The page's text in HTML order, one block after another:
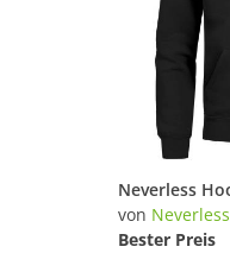
von Neverless
Bester Preis